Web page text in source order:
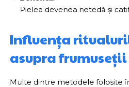
Pielea devenea netedă și
Influența
asupra
Multe dintre metodele folosite